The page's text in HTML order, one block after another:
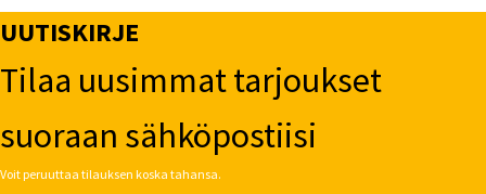
UUTISKIRJE
Tilaa uusimmat tarjoukset
suoraan sähköpostiisi
Voit peruuttaa tilauksen koska tahansa.